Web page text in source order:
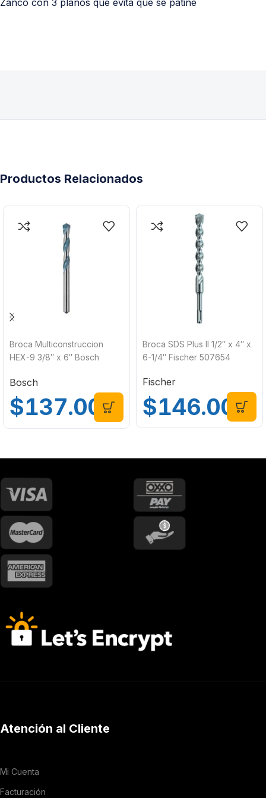
Productos Relacionados
Broca Multiconstruccion
HEX-9 3/8″ x 6″ Bosch
Bosch
$137.00
Broca SDS Plus II 1/2″ x 4″ x
6-1/4″ Fischer 507654
Fischer
$146.00
Atención al Cliente
Mi Cuenta
Facturación